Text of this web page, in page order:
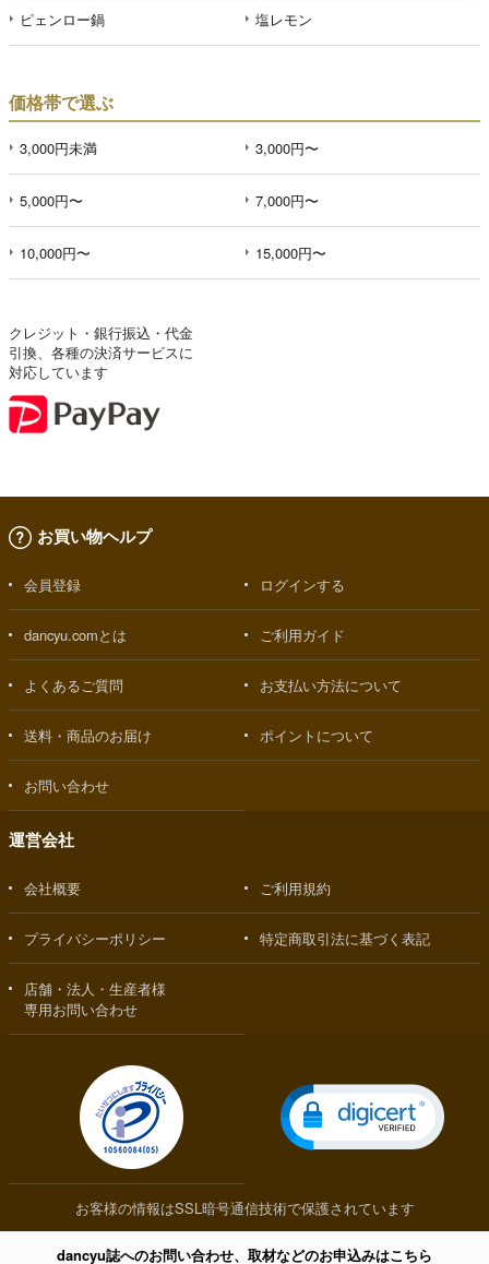
ピェンロー鍋 塩レモン
価格帯で選ぶ
3,000円未満 3,000円〜
5,000円〜 7,000円〜
10,000円〜 15,000円〜
クレジット・銀行振込・代金
引換、各種の決済サービスに
対応しています
お買い物ヘルプ
会員登録 ログインする
dancyu.comとは ご利用ガイド
よくあるご質問 お支払い方法について
送料・商品のお届け ポイントについて
お問い合わせ
運営会社
会社概要 ご利用規約
プライバシーポリシー 特定商取引法に基づく表記
店舗・法人・生産者様
専用お問い合わせ
お客様の情報はSSL暗号通信技術で保護されています
dancyu誌へのお問い合わせ、取材などのお申込みはこちら